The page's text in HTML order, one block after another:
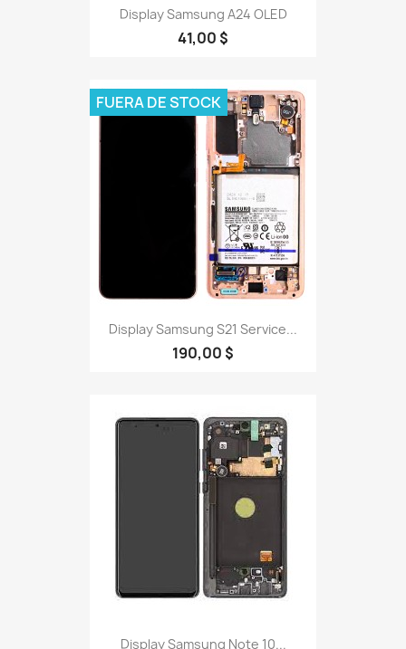
Display Samsung A24 OLED
41,00 $
Display Samsung S21 Service...
190,00 $
FUERA DE STOCK
Display Samsung Note 10...